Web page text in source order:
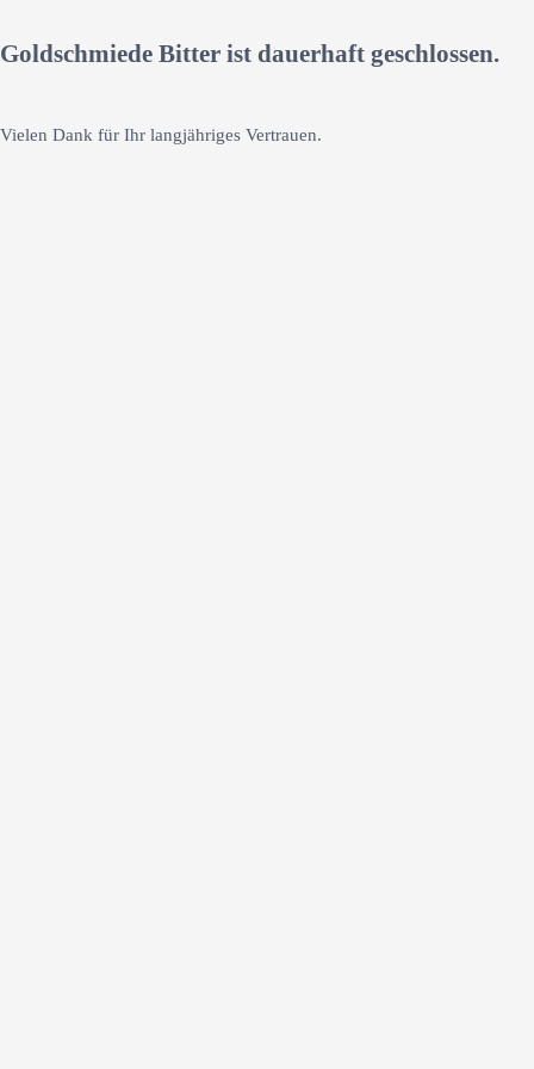
Goldschmiede Bitter ist dauerhaft geschlossen.
Vielen Dank für Ihr langjähriges Vertrauen.